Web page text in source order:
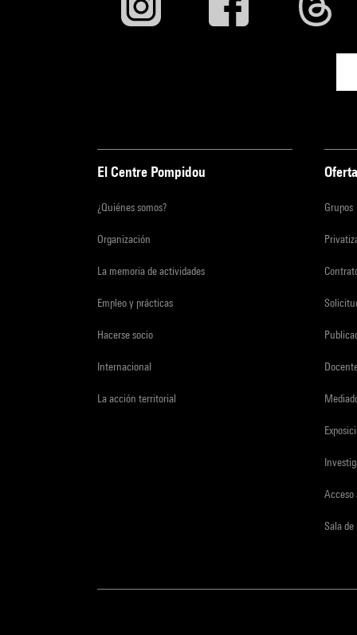
El Centre Pompidou
¿Quiénes somos?
Organización
La memoria de actividades
Empleo y prácticas
Hacerse socio
Internacional
La acción territorial
Grupos
Acceso
Sala de